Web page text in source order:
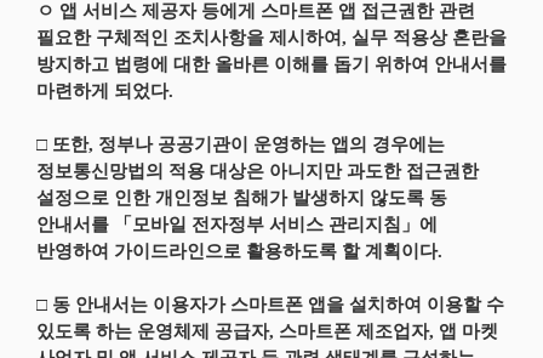
ㅇ 앱 서비스 제공자 등에게 스마트폰 앱 접근권한 관련
필요한 구체적인 조치사항을 제시하여, 실무 적용상 혼란을
방지하고 법령에 대한 올바른 이해를 돕기 위하여 안내서를
마련하게 되었다.
□ 또한, 정부나 공공기관이 운영하는 앱의 경우에는
정보통신망법의 적용 대상은 아니지만 과도한 접근권한
설정으로 인한 개인정보 침해가 발생하지 않도록 동
안내서를 「모바일 전자정부 서비스 관리지침」에
반영하여 가이드라인으로 활용하도록 할 계획이다.
□ 동 안내서는 이용자가 스마트폰 앱을 설치하여 이용할 수
있도록 하는 운영체제 공급자, 스마트폰 제조업자, 앱 마켓